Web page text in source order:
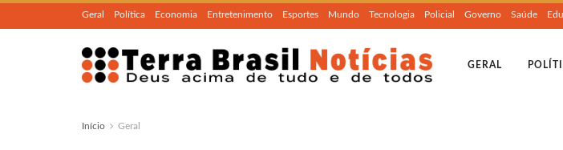
Geral Política Economia Entretenimento Esportes Mundo Tecnologia Policial Governo Saúde
GERAL
Início Geral